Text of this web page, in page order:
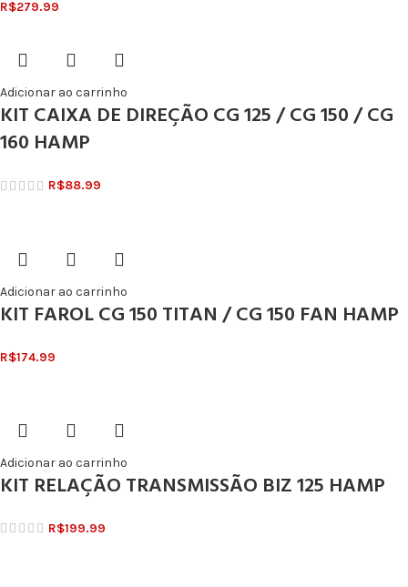
R$279.99
Adicionar ao carrinho
KIT CAIXA DE DIREÇÃO CG 125 / CG 150 / CG
160 HAMP
R$88.99
Adicionar ao carrinho
KIT FAROL CG 150 TITAN / CG 150 FAN HAMP
R$174.99
Adicionar ao carrinho
KIT RELAÇÃO TRANSMISSÃO BIZ 125 HAMP
R$199.99